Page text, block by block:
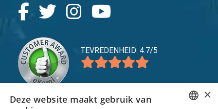
TEVREDENHEID: 4.7/5
×
Deze website maakt gebruik van